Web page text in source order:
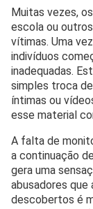
Muitas vezes,
escola ou
vítimas. Uma
indivíduos
inadequadas.
simples troca
íntimas ou
esse material
A falta de
a continuação
gera uma
abusadores que
descobertos é